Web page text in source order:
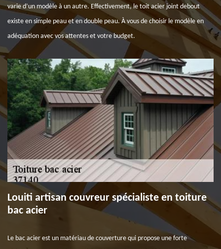
varie d’un modèle à un autre. Effectivement, le toit acier joint debout
existe en simple peau et en double peau. À vous de choisir le modèle en
adéquation avec vos attentes et votre budget.
Louiti artisan couvreur spécialiste en toiture
bac acier
Le bac acier est un matériau de couverture qui propose une forte